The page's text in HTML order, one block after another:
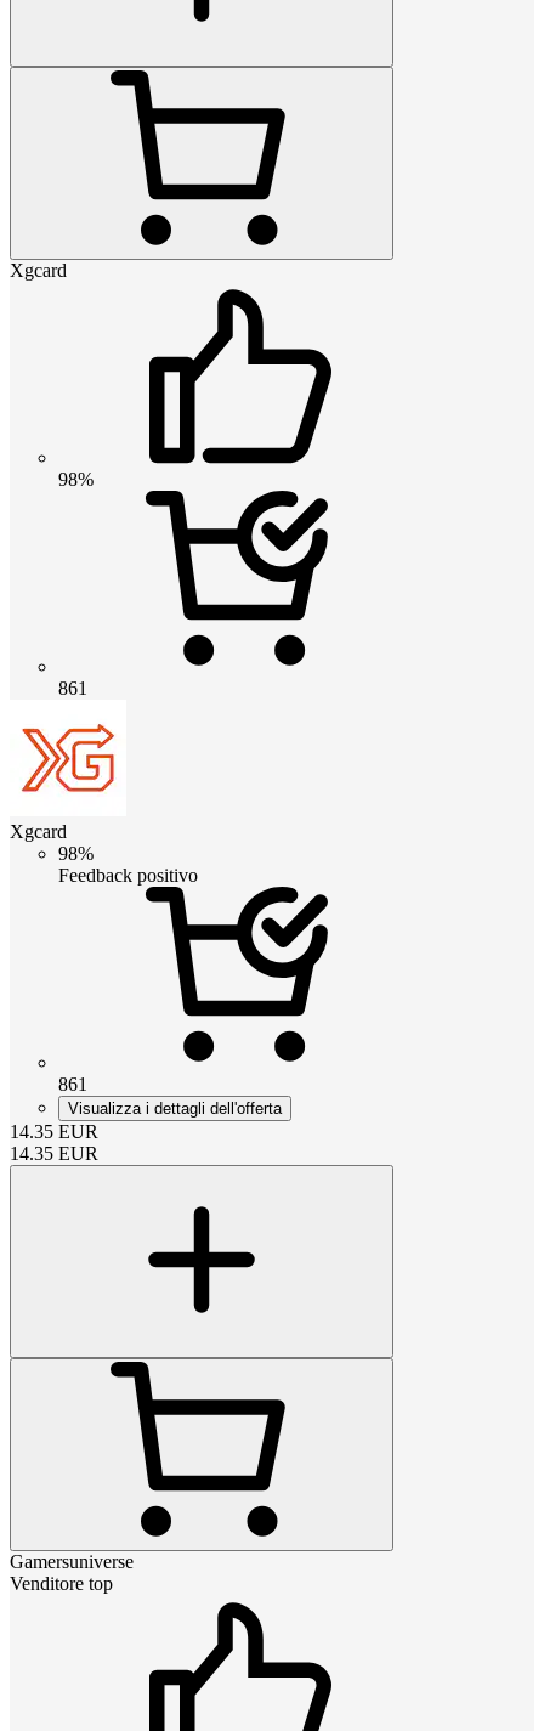
Xgcard
98%
861
Xgcard
98%
Feedback positivo
861
Visualizza i dettagli dell'offerta
14.35 EUR
14.35 EUR
Gamersuniverse
Venditore top